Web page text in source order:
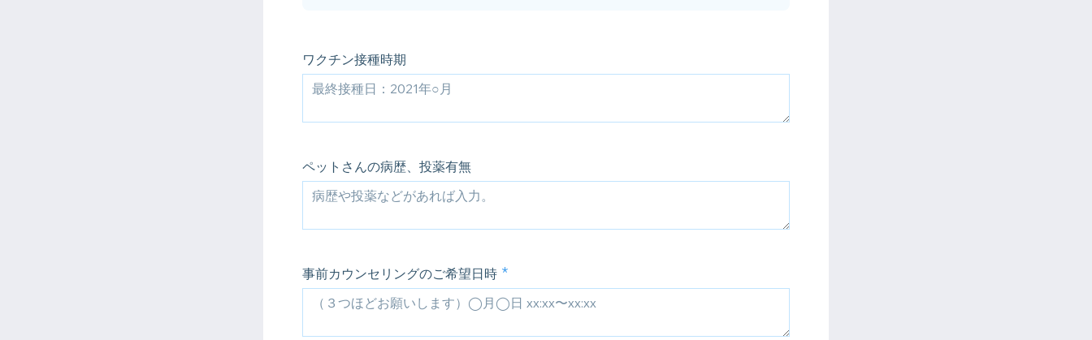
ワクチン接種時期
ペットさんの病歴、投薬有無
事前カウンセリングのご希望日時